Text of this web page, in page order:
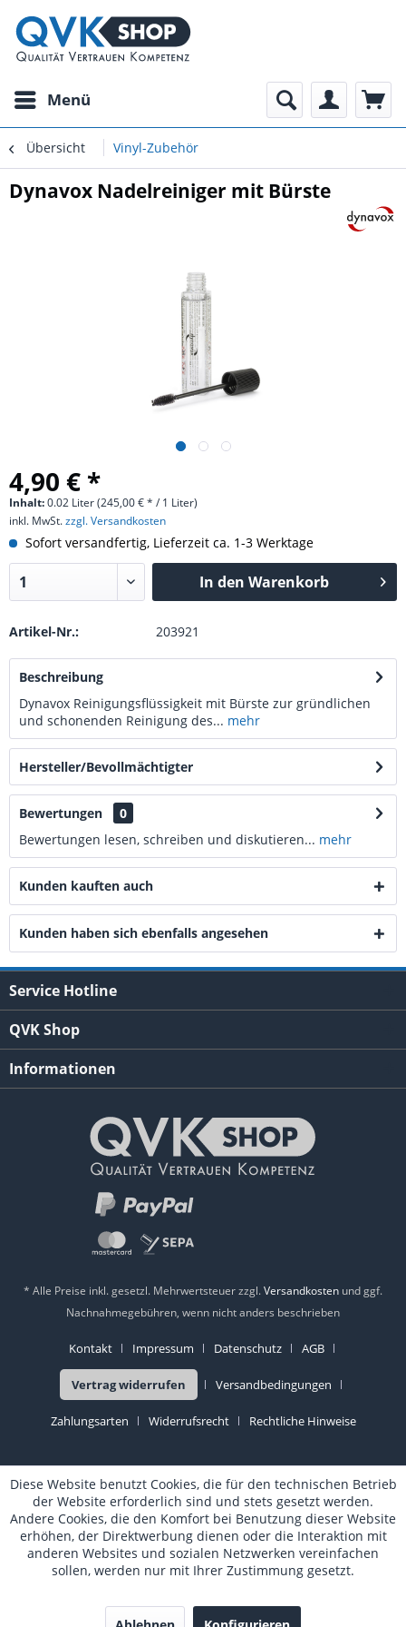
Menü
Übersicht Vinyl-Zubehör
Dynavox Nadelreiniger mit Bürste
4,90 € *
Inhalt:0.02 Liter (245,00 € * / 1 Liter)
inkl. MwSt.zzgl. Versandkosten
Sofort versandfertig, Lieferzeit ca. 1-3 Werktage
In den Warenkorb
Artikel-Nr.: 203921
Beschreibung
Dynavox Reinigungsflüssigkeit mit Bürste zur gründlichen
und schonenden Reinigung des... mehr
Hersteller/Bevollmächtigter
Bewertungen
0
Bewertungen lesen, schreiben und diskutieren... mehr
Kunden kauften auch
Kunden haben sich ebenfalls angesehen
Service Hotline
QVK Shop
Informationen
* Alle Preise inkl. gesetzl. Mehrwertsteuer zzgl.Versandkosten und ggf.
Nachnahmegebühren, wenn nicht anders beschrieben
Kontakt Impressum Datenschutz AGB
Vertrag widerrufen Versandbedingungen
Zahlungsarten Widerrufsrecht Rechtliche Hinweise
Diese Website benutzt Cookies, die für den technischen Betrieb
der Website erforderlich sind und stets gesetzt werden.
Andere Cookies, die den Komfort bei Benutzung dieser Website
erhöhen, der Direktwerbung dienen oder die Interaktion mit
anderen Websites und sozialen Netzwerken vereinfachen
sollen, werden nur mit Ihrer Zustimmung gesetzt.